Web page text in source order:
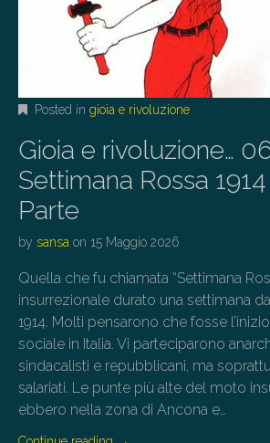
Posted in gioia e rivoluzione
Gioia e rivoluzione…
Settimana Rossa
Parte
by sansa on 15 Maggio 2026
Quella che fu chiamata “Settimana
insurrezionale durato una settimana
1914. Molti pensarono che fosse
sociale in Italia. Vi parteciparono
sindacalisti e repubblicani, ma
salariati. Le punte più alte del moto
ebbero nella zona di Ancona e…